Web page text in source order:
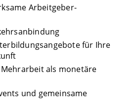
Arbeitgeber-
für Ihre
als monetäre
und gemeinsame